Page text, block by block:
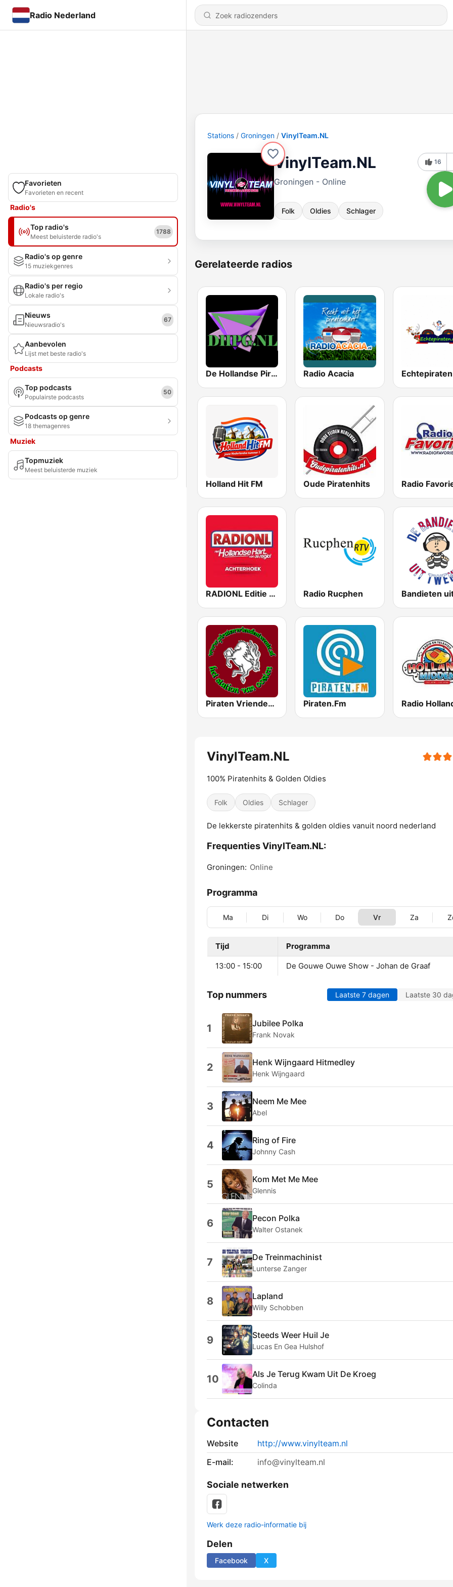
Radio Nederland
Favorieten
Favorieten en recent
Radio's
Top radio's
Meest beluisterde radio's
1788
Radio's op genre
15 muziekgenres
Radio's per regio
Lokale radio's
Nieuws
Nieuwsradio's
67
Aanbevolen
Lijst met beste radio's
Podcasts
Top podcasts
Populairste podcasts
50
Podcasts op genre
18 themagenres
Muziek
Topmuziek
Meest beluisterde muziek
Stations Groningen VinylTeam.NL
VinylTeam.NL
Groningen - Online
Folk Oldies Schlager
16
Gerelateerde radios
De Hollandse Piraten Gigant Radio Acacia Echtepiraten
Holland Hit FM Oude Piratenhits Radio
RADIONL Editie Achterhoek Radio Rucphen
Piraten Vrienden Twente Piraten.Fm
VinylTeam.NL
100% Piratenhits & Golden Oldies
Folk Oldies Schlager
De lekkerste piratenhits & golden oldies vanuit noord nederland
Frequenties VinylTeam.NL:
Groningen: Online
Programma
Ma Di Wo Do Vr Za
Tijd Programma
13:00 - 15:00 De Gouwe Ouwe Show - Johan de Graaf
Top nummers Laatste 7 dagen Laatste 30
1 Jubilee Polka
Frank Novak
2 Henk Wijngaard Hitmedley
Henk Wijngaard
3 Neem Me Mee
Abel
4 Ring of Fire
Johnny Cash
5 Kom Met Me Mee
Glennis
6 Pecon Polka
Walter Ostanek
7 De Treinmachinist
Lunterse Zanger
8 Lapland
Willy Schobben
9 Steeds Weer Huil Je
Lucas En Gea Hulshof
10 Als Je Terug Kwam Uit De Kroeg
Colinda
Contacten
Website
http://www.vinylteam.nl
E-mail:
info@vinylteam.nl
Sociale netwerken
Werk deze radio-informatie bij
Delen
Facebook X